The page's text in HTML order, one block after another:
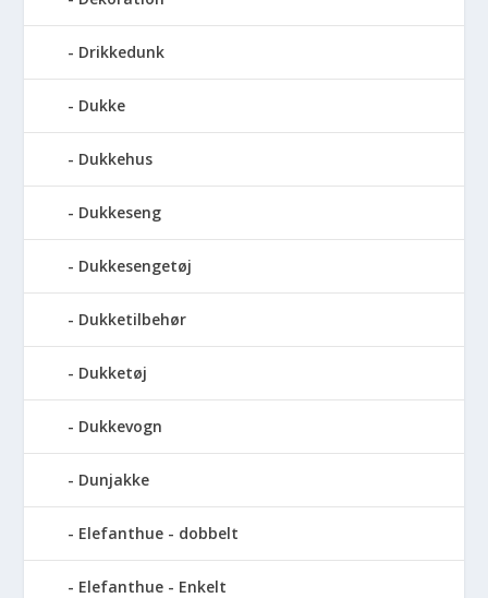
Drikkedunk
Dukke
Dukkehus
Dukkeseng
Dukkesengetøj
Dukketilbehør
Dukketøj
Dukkevogn
Dunjakke
Elefanthue - dobbelt
Elefanthue - Enkelt